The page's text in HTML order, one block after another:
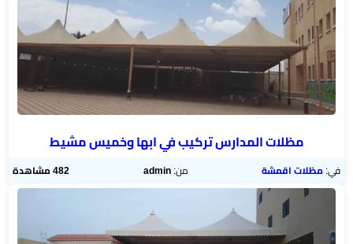
هناجر
ومستودعات
الجنوب
مظلات المدارس تركيب في ابها وخميس مشيط
في:مظلات اقمشة من:admin 482 مشاهدة